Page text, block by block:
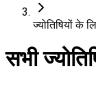
ज्योतिषियों के
सभी